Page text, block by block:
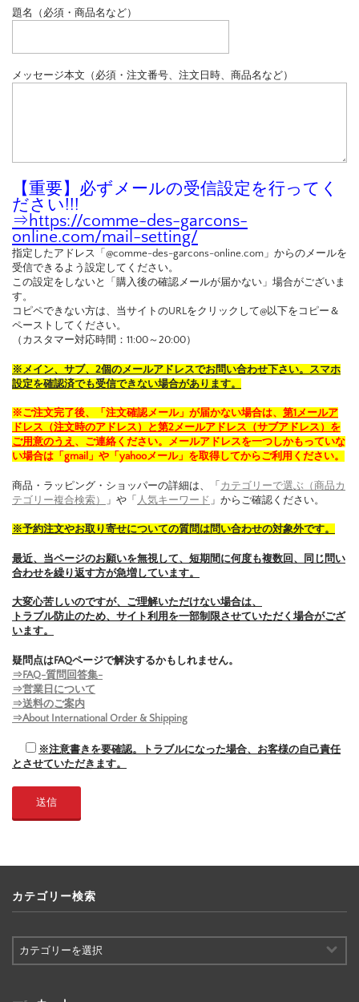
題名（必須・商品名など）
メッセージ本文（必須・注文番号、注文日時、商品名など）
【重要】必ずメールの受信設定を行ってく
ださい!!!
⇒https://comme-des-garcons-
online.com/mail-setting/
指定したアドレス「@comme-des-garcons-online.com」からのメールを
受信できるよう設定してください。
この設定をしないと「購入後の確認メールが届かない」場合がございま
す。
コピペできない方は、当サイトのURLをクリックして@以下をコピー＆
ペーストしてください。
（カスタマー対応時間：11:00～20:00）
※メイン、サブ、2個のメールアドレスでお問い合わせ下さい。スマホ
設定を確認済でも受信できない場合があります。
※ご注文完了後、「注文確認メール」が届かない場合は、 第1メールア
ドレス（注文時のアドレス）と第2メールアドレス（サブアドレス）を
ご用意のうえ 、ご連絡ください。メールアドレスを一つしかもっていな
い場合は「gmail」や「yahooメール」を取得してからご利用ください。
商品・ラッピング・ショッパーの詳細は、「 カテゴリーで選ぶ（商品カ
テゴリー複合検索）
」や「 人気キーワード 」からご確認ください。
※予約注文やお取り寄せについての質問は問い合わせの対象外です。
最近、当ページのお願いを無視して、短期間に何度も複数回、同じ問い
合わせを繰り返す方が急増しています。
大変心苦しいのですが、ご理解いただけない場合は、
トラブル防止のため、サイト利用を一部制限させていただく場合がござ
います。
疑問点はFAQページで解決するかもしれません。
⇒FAQ-質問回答集-
⇒営業日について
⇒送料のご案内
⇒About International Order & Shipping
※注意書きを要確認。トラブルになった場合、お客様の自己責任
とさせていただきます。
カテゴリー検索
テ